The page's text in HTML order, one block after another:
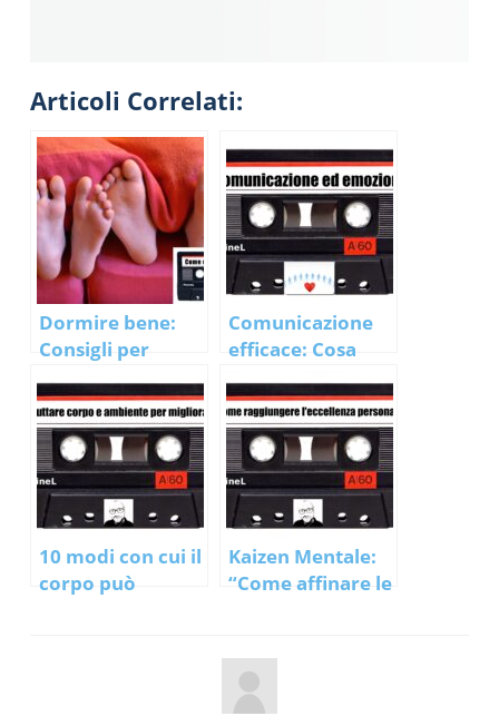
Articoli Correlati:
Dormire bene:
Consigli per
vincere l’insonnia
Comunicazione
efficace: Cosa
hanno in comune
lo speed date e le
relazioni
armoniose?
10 modi con cui il
corpo può
Kaizen Mentale:
“Come affinare le
l’esercizio